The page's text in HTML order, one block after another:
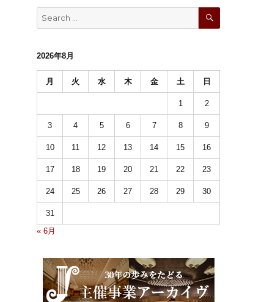
Search
for:
SEARCH
2026年8月
月 火 水 木 金 土 日
1 2
3 4 5 6 7 8 9
10 11 12 13 14 15 16
17 18 19 20 21 22 23
24 25 26 27 28 29 30
31
« 6月